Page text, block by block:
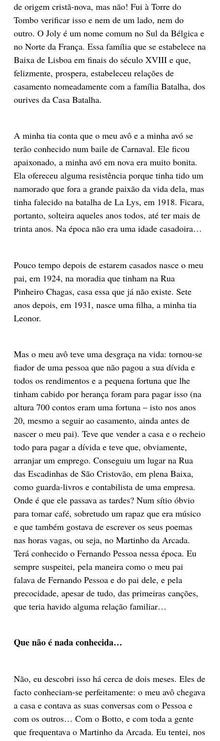
de origem cristã-nova, mas não! Fui à Torre do
Tombo verificar isso e nem de um lado, nem do
outro. O Joly é um nome comum no Sul da Bélgica e
no Norte da França. Essa família que se estabelece na
Baixa de Lisboa em finais do século XVIII e que,
felizmente, prospera, estabeleceu relações de
casamento nomeadamente com a família Batalha, dos
ourives da Casa Batalha.
A minha tia conta que o meu avô e a minha avó se
terão conhecido num baile de Carnaval. Ele ficou
apaixonado, a minha avó em nova era muito bonita.
Ela ofereceu alguma resistência porque tinha tido um
namorado que fora a grande paixão da vida dela, mas
tinha falecido na batalha de La Lys, em 1918. Ficara,
portanto, solteira aqueles anos todos, até ter mais de
trinta anos. Na época não era uma idade casadoira…
Pouco tempo depois de estarem casados nasce o meu
pai, em 1924, na moradia que tinham na Rua
Pinheiro Chagas, casa essa que já não existe. Sete
anos depois, em 1931, nasce uma filha, a minha tia
Leonor.
Mas o meu avô teve uma desgraça na vida: tornou-se
fiador de uma pessoa que não pagou a sua dívida e
todos os rendimentos e a pequena fortuna que lhe
tinham cabido por herança foram para pagar isso (na
altura 700 contos eram uma fortuna – isto nos anos
20, mesmo a seguir ao casamento, ainda antes de
nascer o meu pai). Teve que vender a casa e o recheio
todo para pagar a dívida e teve que, obviamente,
arranjar um emprego. Conseguiu um lugar na Rua
das Escadinhas de São Cristovão, em plena Baixa,
como guarda-livros e contabilista de uma empresa.
Onde é que ele passava as tardes? Num sítio óbvio
para tomar café, sobretudo um rapaz que era músico
e que também gostava de escrever os seus poemas
nas horas vagas, ou seja, no Martinho da Arcada.
Terá conhecido o Fernando Pessoa nessa época. Eu
sempre suspeitei, pela maneira como o meu pai
falava de Fernando Pessoa e do pai dele, e pela
precocidade, apesar de tudo, das primeiras canções,
que teria havido alguma relação familiar…
Que não é nada conhecida…
Não, eu descobri isso há cerca de dois meses. Eles de
facto conheciam-se perfeitamente: o meu avô chegava
a casa e contava as suas conversas com o Pessoa e
com os outros… Com o Botto, e com toda a gente
que frequentava o Martinho da Arcada. Eu tentei, nos